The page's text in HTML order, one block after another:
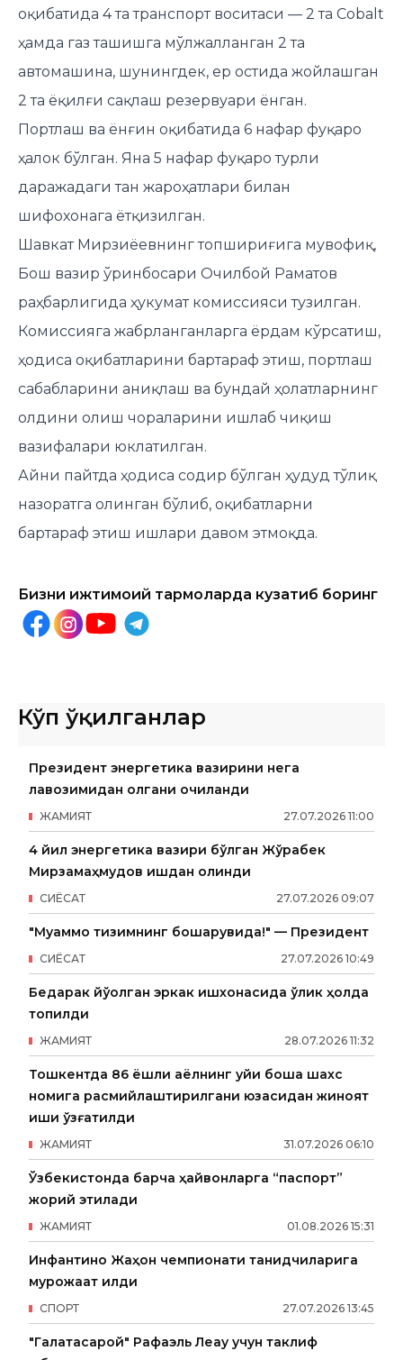
оқибатида 4 та транспорт воситаси — 2 та Cobalt
ҳамда газ ташишга мўлжалланган 2 та
автомашина, шунингдек, ер остида жойлашган
2 та ёқилғи сақлаш резервуари ёнган.
Портлаш ва ёнғин оқибатида 6 нафар фуқаро
ҳалок бўлган. Яна 5 нафар фуқаро турли
даражадаги тан жароҳатлари билан
шифохонага ётқизилган.
Шавкат Мирзиёевнинг топшириғига мувофиқ,
Бош вазир ўринбосари Очилбой Раматов
раҳбарлигида ҳукумат комиссияси тузилган.
Комиссияга жабрланганларга ёрдам кўрсатиш,
ҳодиса оқибатларини бартараф этиш, портлаш
сабабларини аниқлаш ва бундай ҳолатларнинг
олдини олиш чораларини ишлаб чиқиш
вазифалари юклатилган.
Айни пайтда ҳодиса содир бўлган ҳудуд тўлиқ
назоратга олинган бўлиб, оқибатларни
бартараф этиш ишлари давом этмоқда.
Бизни ижтимоий тармоқларда кузатиб боринг
Кўп ўқилганлар
Президент энергетика вазирини нега
лавозимидан олгани очиқланди
27.07.2026 11:00
ЖАМИЯТ
4 йил энергетика вазири бўлган Жўрабек
Мирзамаҳмудов ишдан олинди
27.07.2026 09:07
СИËСАТ
"Муаммо тизимнинг бошқарувида!" — Президент
27.07.2026 10:49
СИËСАТ
Бедарак йўқолган эркак ишхонасида ўлик ҳолда
топилди
28.07.2026 11:32
ЖАМИЯТ
Тошкентда 86 ёшли аёлнинг уйи бошқа шахс
номига расмийлаштирилгани юзасидан жиноят
иши қўзғатилди
31.07.2026 06:10
ЖАМИЯТ
Ўзбекистонда барча ҳайвонларга “паспорт”
жорий этилади
01.08.2026 15:31
ЖАМИЯТ
Инфантино Жаҳон чемпионати танқидчиларига
мурожаат қилди
27.07.2026 13:45
СПОРТ
"Галатасарой" Рафаэль Леау учун таклиф